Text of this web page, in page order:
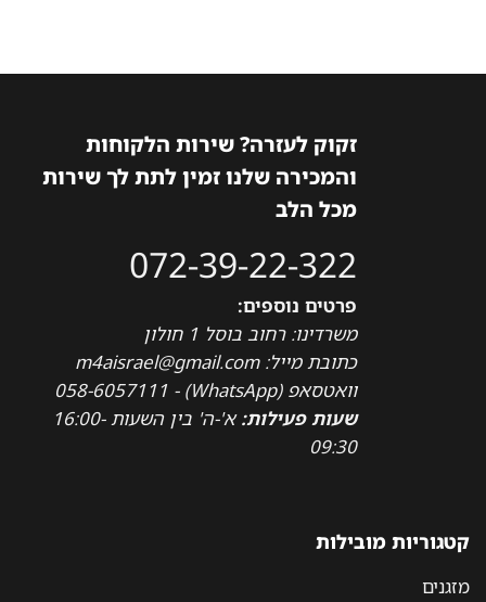
זקוק לעזרה? שירות הלקוחות
והמכירה שלנו זמין לתת לך שירות
מכל הלב
072-39-22-322
פרטים נוספים:
משרדינו: רחוב בוסל 1 חולון
כתובת מייל: m4aisrael@gmail.com
וואטסאפ (WhatsApp) - 058-6057111
שעות פעילות:
א'-ה' בין השעות 16:00-
09:30
קטגוריות מובילות
מזגנים